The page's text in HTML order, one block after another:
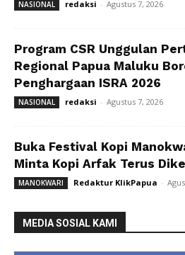
NASIONAL redaksi - Agustus 7, 2026
Program CSR Unggulan
Regional Papua Maluku
Penghargaan ISRA 2026
NASIONAL redaksi - Agustus 7, 2026
Buka Festival Kopi
Minta Kopi Arfak Terus
MANOKWARI Redaktur KlikPapua -
MEDIA SOSIAL KAMI